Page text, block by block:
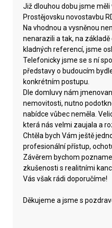
Již dlouhou dobu jsme
Prostějovsku novostavbu
Na vhodnou a vysněnou
nenarazili a tak, na
kladných referencí, jsme
Telefonicky jsme se s ní
představy o budoucím
konkrétním postupu.
Dle domluvy nám
nemovitosti, nutno
nabídce vůbec neměla.
která nás velmi zaujala a
Chtěla bych Vám ještě
profesionální přístup,
Závěrem bychom
zkušenosti s realitními
Vás však rádi doporučíme!
Děkujeme a jsme s